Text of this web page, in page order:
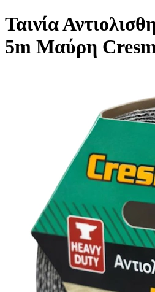
Ταινία
5m Μαύρη